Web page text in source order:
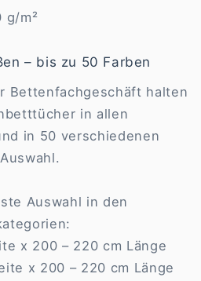
g/m²
– bis zu 50 Farben
Bettenfachgeschäft halten
in allen
in 50 verschiedenen
Auswahl in den
x 200 – 220 cm Länge
x 200 – 220 cm Länge